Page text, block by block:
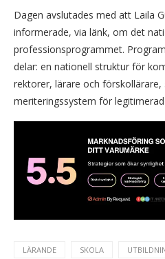
Dagen avslutades med att Laila
informerade, via länk, om det
professionsprogrammet.
delar: en nationell struktur för
rektorer, lärare och
meriteringssystem för
LÄRANDE SKOLA